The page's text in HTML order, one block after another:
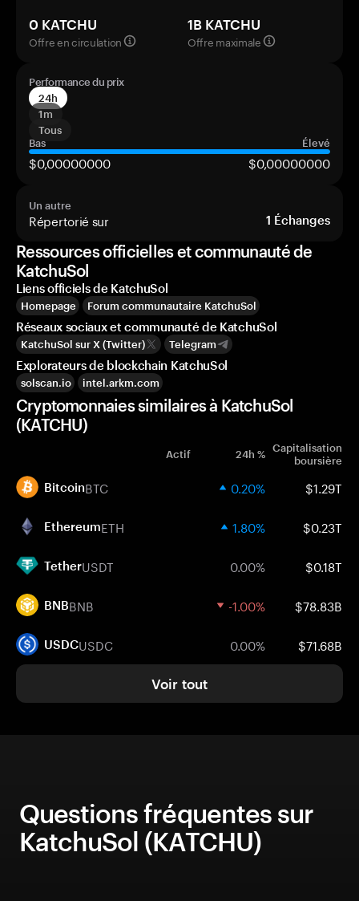
0 KATCHU
Offre en circulation
1B KATCHU
Offre maximale
Performance du prix
24h
1m
Tous
Bas
Élevé
$0,00000000 $0,00000000
Un autre
Répertorié sur 1 Échanges
Ressources officielles et communauté de
KatchuSol
Liens officiels de KatchuSol
Homepage Forum communautaire KatchuSol
Réseaux sociaux et communauté de KatchuSol
KatchuSol sur X (Twitter) Telegram
Explorateurs de blockchain KatchuSol
solscan.io intel.arkm.com
Cryptomonnaies similaires à KatchuSol
(KATCHU)
Actif 24h % Capitalisation
boursière
BitcoinBTC 0.20% $1.29T
EthereumETH 1.80% $0.23T
TetherUSDT 0.00% $0.18T
BNBBNB -1.00% $78.83B
USDCUSDC 0.00% $71.68B
Voir tout
Questions fréquentes sur
KatchuSol (KATCHU)